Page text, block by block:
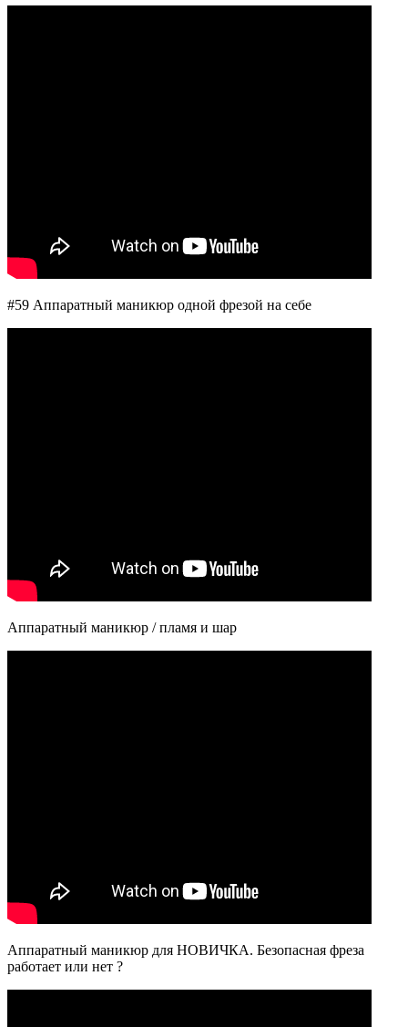
#59 Аппаратный маникюр одной фрезой на себе
Аппаратный маникюр / пламя и шар
Аппаратный маникюр для НОВИЧКА. Безопасная фреза
работает или нет ?